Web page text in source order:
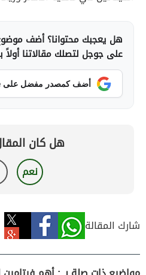
هل يعجبك محتوانا؟ أضف
على جوجل لتصلك مقالاتنا أولاً
أضف كمصدر مفضل على Google
هل كان
نعم
شارك المقالة